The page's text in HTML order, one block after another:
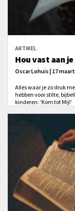
ARTIKEL
Hou vast aan
Oscar Lohuis | 17
Alles waar je zo druk
hebben voor stilte,
kinderen: ‘Kom tot Mij!’